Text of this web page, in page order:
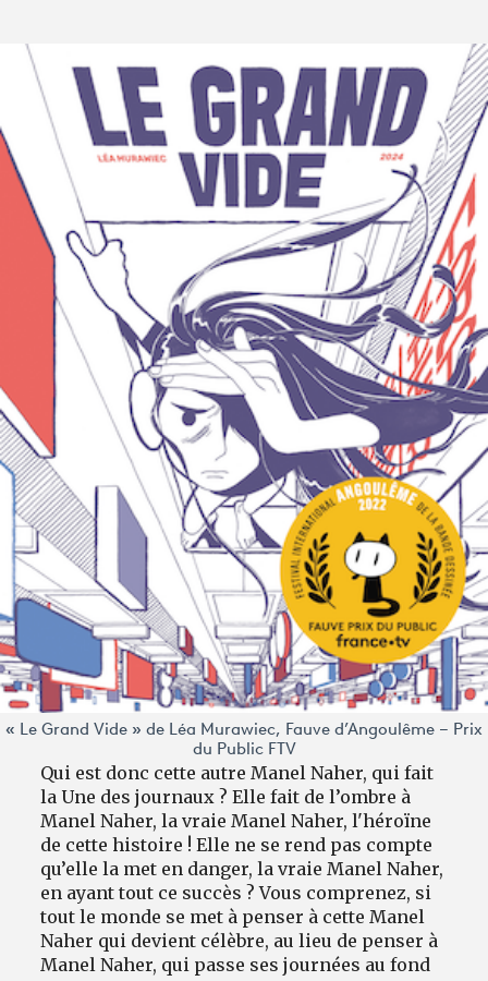
« Le Grand Vide » de Léa Murawiec, Fauve d’Angoulême – Prix
du Public FTV
Qui est donc cette autre Manel Naher, qui fait
la Une des journaux ? Elle fait de l’ombre à
Manel Naher, la vraie Manel Naher, l'héroïne
de cette histoire ! Elle ne se rend pas compte
qu’elle la met en danger, la vraie Manel Naher,
en ayant tout ce succès ? Vous comprenez, si
tout le monde se met à penser à cette Manel
Naher qui devient célèbre, au lieu de penser à
Manel Naher, qui passe ses journées au fond